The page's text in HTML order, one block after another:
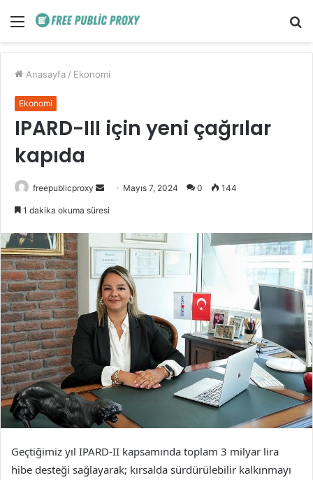
Menü
Anasayfa / Ekonomi
Ekonomi
IPARD-III için yeni çağrılar
kapıda
freepublicproxy
Bir
göndermek
Mayıs 7, 2024 0 144
1 dakika okuma süresi
Geçtiğimiz yıl IPARD-II kapsamında toplam 3 milyar lira
hibe desteği sağlayarak; kırsalda sürdürülebilir kalkınmayı